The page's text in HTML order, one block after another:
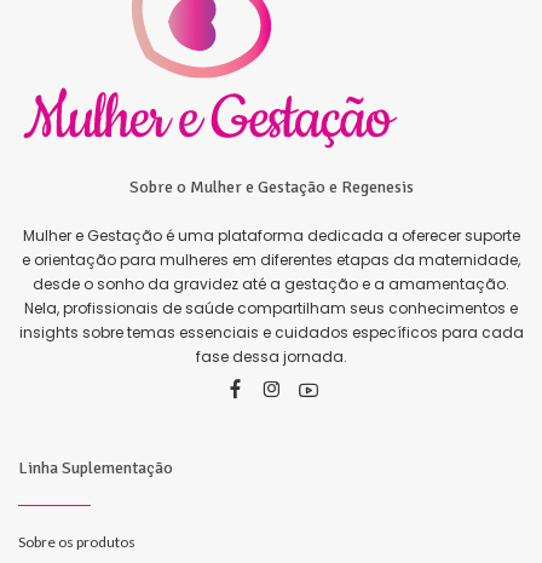
Sobre o Mulher e Gestação e Regenesis
Mulher e Gestação é uma plataforma dedicada a oferecer suporte
e orientação para mulheres em diferentes etapas da maternidade,
desde o sonho da gravidez até a gestação e a amamentação.
Nela, profissionais de saúde compartilham seus conhecimentos e
insights sobre temas essenciais e cuidados específicos para cada
fase dessa jornada.
Linha Suplementação
Sobre os produtos